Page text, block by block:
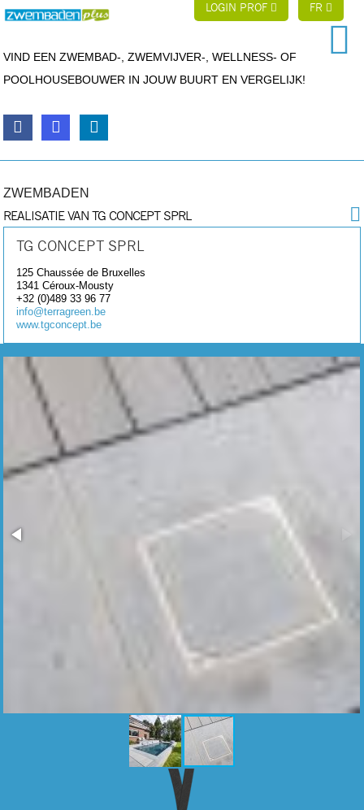
LOGIN PROF FR
VIND EEN ZWEMBAD-, ZWEMVIJVER-, WELLNESS- OF
POOLHOUSEBOUWER IN JOUW BUURT EN VERGELIJK!
ZWEMBADEN
REALISATIE VAN TG CONCEPT SPRL
TG CONCEPT SPRL
125 Chaussée de Bruxelles
1341Céroux-Mousty
+32 (0)489 33 96 77
info@terragreen.be
www.tgconcept.be